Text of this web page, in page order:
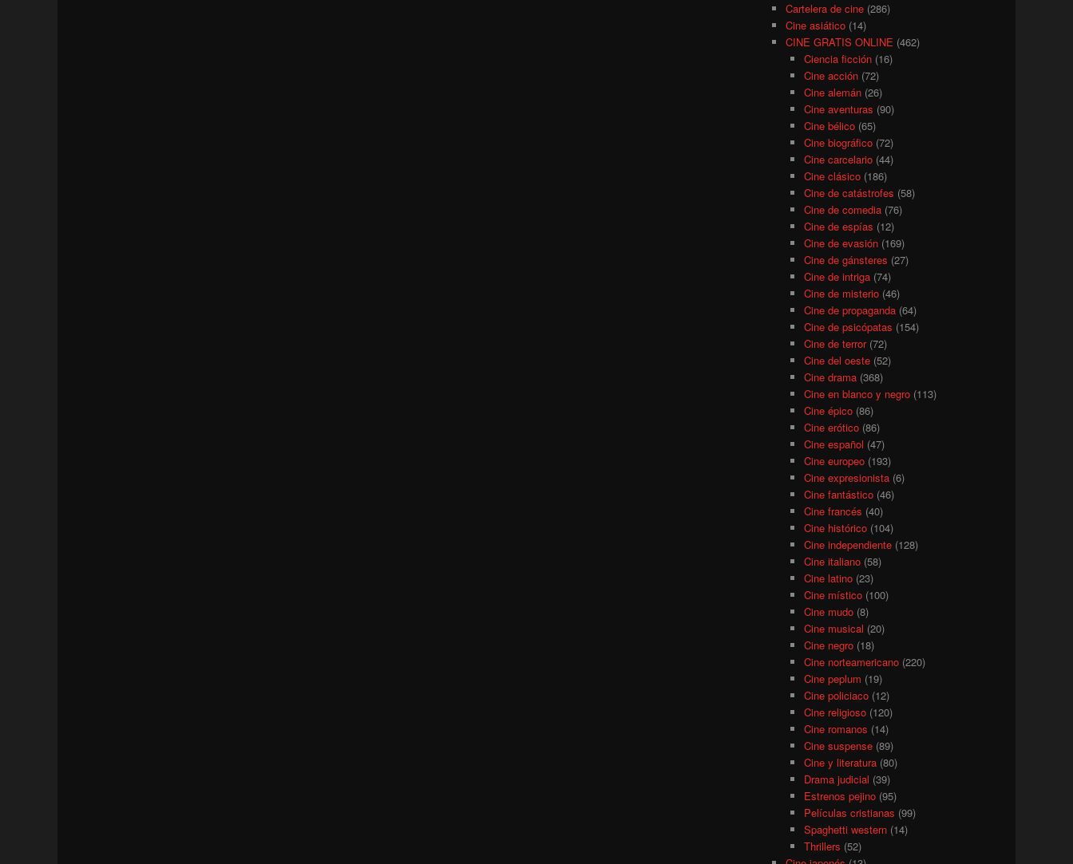
Cartelera de cine (286)
Cine asiático (14)
CINE GRATIS ONLINE (462)
Ciencia ficción(16)
Cine acción(72)
Cine alemán(26)
Cine aventuras (90)
Cine bélico(65)
Cine biográfico(72)
Cine carcelario(44)
Cine clásico(186)
Cine de catástrofes (58)
Cine de comedia(76)
Cine de espías (12)
Cine de evasión(169)
Cine de gánsteres (27)
Cine de intriga(74)
Cine de misterio(46)
Cine de propaganda(64)
Cine de psicópatas (154)
Cine de terror(72)
Cine del oeste(52)
Cine drama(368)
Cine en blanco y negro(113)
Cine épico(86)
Cine erótico(86)
Cine español (47)
Cine europeo(193)
Cine expresionista(6)
Cine fantástico(46)
Cine francés (40)
Cine histórico(104)
Cine independiente(128)
Cine italiano(58)
Cine latino(23)
Cine místico(100)
Cine mudo(8)
Cine musical (20)
Cine negro(18)
Cine norteamericano(220)
Cine peplum (19)
Cine policiaco(12)
Cine religioso(120)
Cine romanos (14)
Cine suspense(89)
Cine y literatura(80)
Drama judicial (39)
Estrenos pejino(95)
Películas cristianas (99)
Spaghetti western(14)
Thrillers (52)